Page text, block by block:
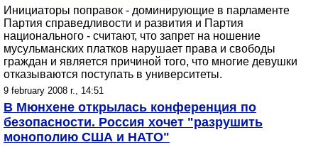
Инициаторы поправок - доминирующие в парламенте
Партия справедливости и развития и Партия
национального - считают, что запрет на ношение
мусульманских платков нарушает права и свободы
граждан и является причиной того, что многие девушки
отказываются поступать в университеты.
9 february 2008 г., 14:51
В Мюнхене открылась конференция по
безопасности. Россия хочет "разрушить
монополию США и НАТО"